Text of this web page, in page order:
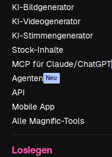
KI-Bildgenerator
KI-Videogenerator
KI-Stimmengenerator
Stock-Inhalte
MCP für Claude/ChatGPT
Agenten Neu
API
Mobile App
Alle Magnific-Tools
Loslegen